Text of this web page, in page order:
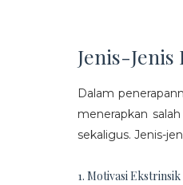
Jenis-
Dalam
menerapkan
sekaligus. Jenis-
1. Motivasi Ekstrinsik